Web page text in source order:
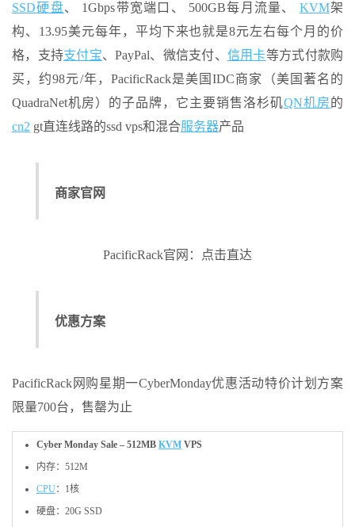
SSD硬盘、 1Gbps带宽端口、 500GB每月流量、 KVM架
构、13.95美元每年，平均下来也就是8元左右每个月的价
格，支持支付宝、PayPal、微信支付、 信用卡等方式付款购
买，约98元/年，PacificRack是美国IDC商家（美国著名的
QuadraNet机房）的子品牌，它主要销售洛杉矶QN机房的
cn2 gt直连线路的ssd vps和混合服务器产品
商家官网
PacificRack官网：点击直达
优惠方案
PacificRack网购星期一CyberMonday优惠活动特价计划方案
限量700台，售罄为止
Cyber Monday Sale – 512MB KVM VPS
内存：512M
CPU：1核
硬盘：20G SSD